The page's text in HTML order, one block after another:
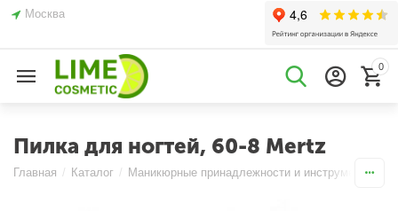
Москва
0
Пилка для ногтей, 60-8 Mertz
Главная / Каталог / Маникюрные принадлежности и инструменты